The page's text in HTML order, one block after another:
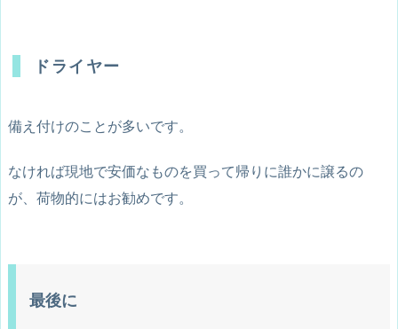
ドライヤー
備え付けのことが多いです。
なければ現地で安価なものを買って帰りに誰かに譲るの
が、荷物的にはお勧めです。
最後に